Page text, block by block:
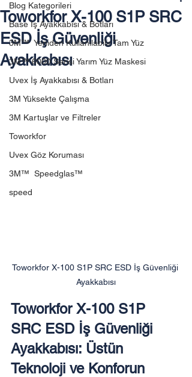
Blog Kategorileri
Base İş Ayakkabısı & Botları
3M™ Yeniden Kullanılabilir Tam Yüz
3M™ 6000 Serisi Yarım Yüz Maskesi
Uvex İş Ayakkabısı & Botları
3M Yüksekte Çalışma
3M Kartuşlar ve Filtreler
Toworkfor
Uvex Göz Koruması
3M™ Speedglas™
speed
Toworkfor X-100 S1P SRC
ESD İş Güvenliği
Ayakkabısı
Toworkfor X-100 S1P SRC ESD İş Güvenliği
Ayakkabısı
Toworkfor X-100 S1P
SRC ESD İş Güvenliği
Ayakkabısı: Üstün
Teknoloji ve Konforun